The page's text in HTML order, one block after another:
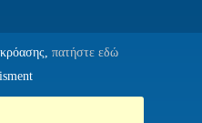
πατήστε εδώ